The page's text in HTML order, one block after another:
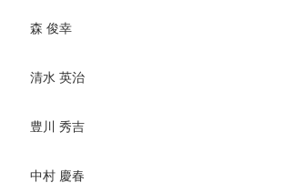
森 俊幸
清水 英治
豊川 秀吉
中村 慶春